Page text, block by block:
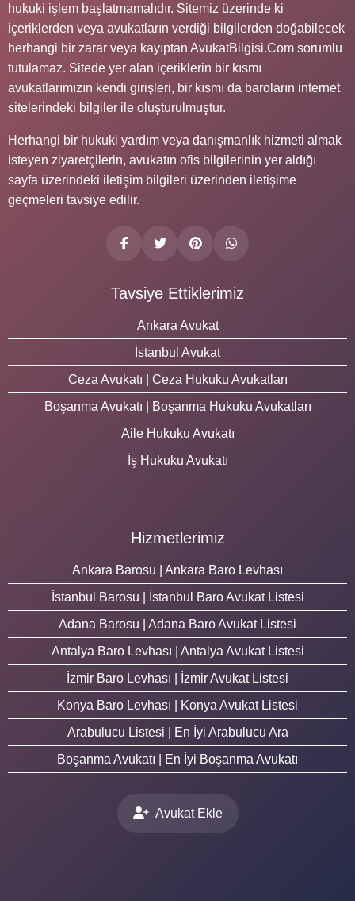
hukuki işlem başlatmamalıdır. Sitemiz üzerinde ki
içeriklerden veya avukatların verdiği bilgilerden doğabilecek
herhangi bir zarar veya kayıptan AvukatBilgisi.Com sorumlu
tutulamaz. Sitede yer alan içeriklerin bir kısmı
avukatlarımızın kendi girişleri, bir kısmı da baroların internet
sitelerindeki bilgiler ile oluşturulmuştur.
Herhangi bir hukuki yardım veya danışmanlık hizmeti almak
isteyen ziyaretçilerin, avukatın ofis bilgilerinin yer aldığı
sayfa üzerindeki iletişim bilgileri üzerinden iletişime
geçmeleri tavsiye edilir.
Tavsiye Ettiklerimiz
Ankara Avukat
İstanbul Avukat
Ceza Avukatı | Ceza Hukuku Avukatları
Boşanma Avukatı | Boşanma Hukuku Avukatları
Aile Hukuku Avukatı
İş Hukuku Avukatı
Hizmetlerimiz
Ankara Barosu | Ankara Baro Levhası
İstanbul Barosu | İstanbul Baro Avukat Listesi
Adana Barosu | Adana Baro Avukat Listesi
Antalya Baro Levhası | Antalya Avukat Listesi
İzmir Baro Levhası | İzmir Avukat Listesi
Konya Baro Levhası | Konya Avukat Listesi
Arabulucu Listesi | En İyi Arabulucu Ara
Boşanma Avukatı | En İyi Boşanma Avukatı
Avukat Ekle